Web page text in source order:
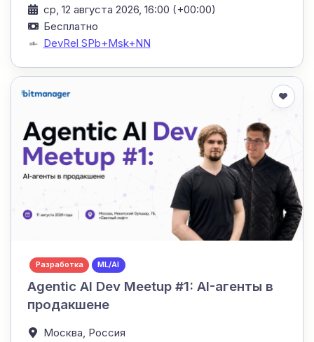
ср, 12 августа 2026, 16:00 (+00:00)
Бесплатно
DevRel SPb+Msk+NN
Разработка ML/AI
Agentic AI Dev Meetup #1: AI-агенты в
продакшене
Москва, Россия